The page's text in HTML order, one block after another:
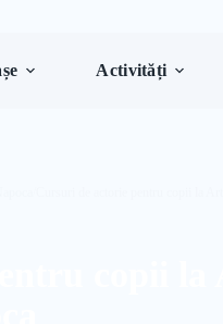
Activități